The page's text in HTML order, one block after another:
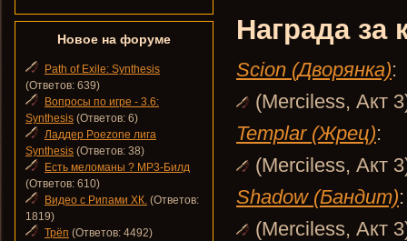
Награда за
Scion (Дворянка):
(Merciless, Акт
Templar (Жрец):
(Merciless, Акт
Shadow (Бандит):
(Merciless, Акт
Новое на форуме
Path of Exile: Synthesis
(Ответов: 639)
Вопросы по игре - 3.6:
Synthesis (Ответов: 6)
Ладдер Poezone лига
Synthesis (Ответов: 38)
Есть меломаны ? MP3-Билд
(Ответов: 610)
Видео с Рипами ХК. (Ответов:
1819)
Трёп (Ответов: 4492)